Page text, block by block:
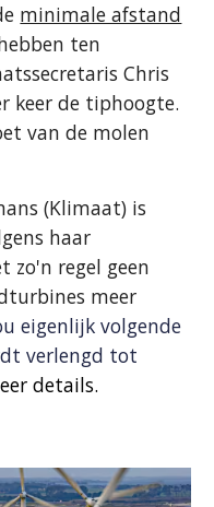
minimale afstand
ten
Chris
keer de tiphoogte.
van de molen
(Klimaat) is
haar
zo'n regel geen
meer
eigenlijk volgende
verlengd tot
details.